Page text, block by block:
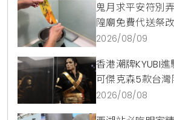
鬼月求平安符別
隍廟免費代送祭
符令與平安符貼
2026/08/09
香港潮牌KYUBI
可傑克森5款台灣
震撼登場
2026/08/08